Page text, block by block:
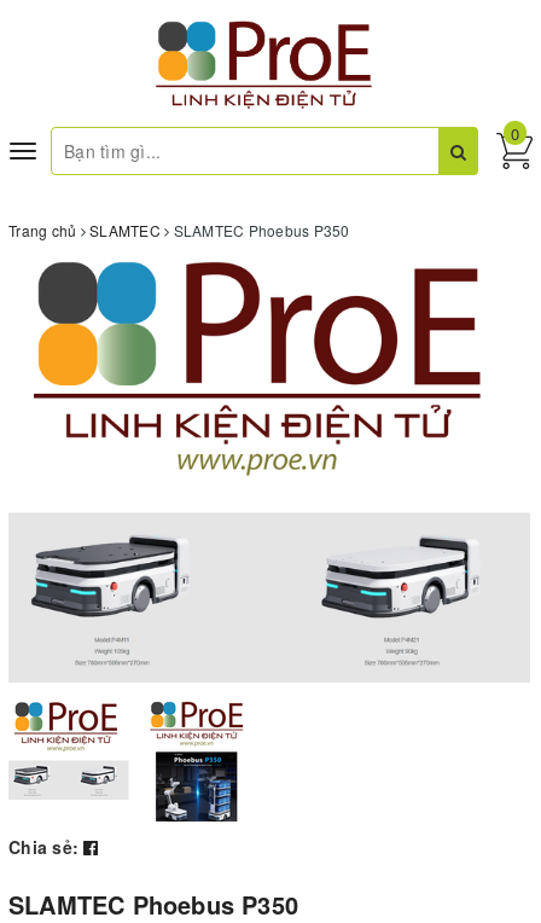
Toggle
navigation
0
Trang chủ SLAMTEC SLAMTEC Phoebus P350
Chia sẻ:
SLAMTEC Phoebus P350